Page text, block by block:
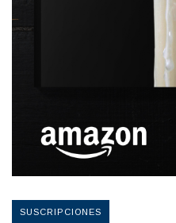
SUSCRIPCIONES